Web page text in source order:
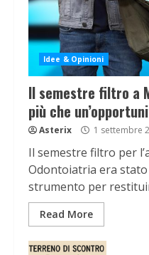
Idee & Opinioni
Il semestre filtro a
più che
Asterix 1 settembre
Il semestre filtro per
Odontoiatria era
strumento per
Read More